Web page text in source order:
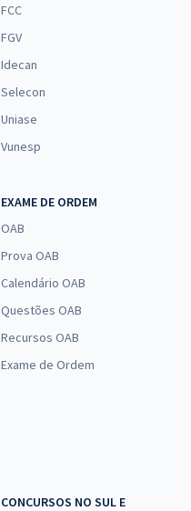
FCC
FGV
Idecan
Selecon
Uniase
Vunesp
EXAME DE ORDEM
OAB
Prova OAB
Calendário OAB
Questões OAB
Recursos OAB
Exame de Ordem
CONCURSOS NO SUL E